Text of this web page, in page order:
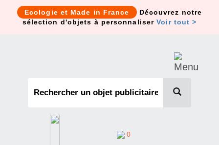
Ecologie et Made in France
Découvrez notre
sélection d'objets à personnaliserVoir tout >
0
Cookies management panel